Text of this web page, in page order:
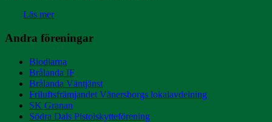
Läs mer
Andra föreningar
Biodlarna
Brålanda IF
Brålanda Väntjänst
Friluftsfrämjandet Vänersborgs lokalavdelning
SK Granan
Södra Dals Pistolskytteförening